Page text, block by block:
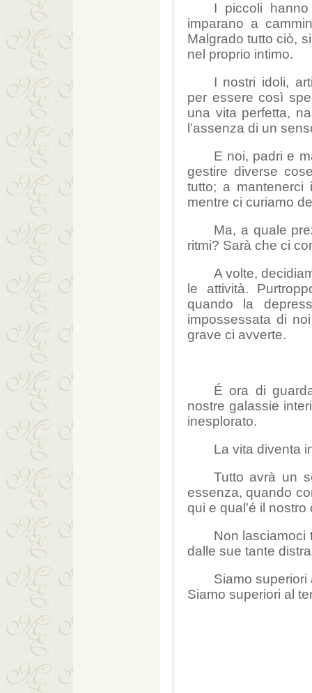
I piccoli
imparano a
Malgrado tutto ciò,
nel proprio intimo.
I nostri idoli,
per essere così
una vita perfetta,
l'assenza di un
E noi, padri e
gestire diverse
tutto; a mantenerci
mentre ci curiamo
Ma, a quale
ritmi? Sarà che ci
A volte,
le attività.
quando la
impossessata di
grave ci avverte.
É ora di
nostre galassie
inesplorato.
La vita diventa
Tutto avrà un
essenza, quando
qui e qual'é il nostro
Non lasciamoci
dalle sue tante
Siamo
Siamo superiori al